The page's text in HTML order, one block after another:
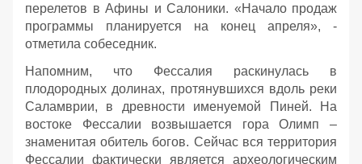
перелетов в Афины и Салоники. «Начало продаж
программы планируется на конец апреля», -
отметила собеседник.
Напомним, что Фессалия раскинулась в
плодородных долинах, протянувшихся вдоль реки
Саламврии, в древности именуемой Пиней. На
востоке Фессалии возвышается гора Олимп –
знаменитая обитель богов. Сейчас вся территория
Фессалии фактически является археологическим